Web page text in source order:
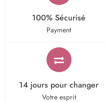
100% Sécurisé
Payment
14 jours pour changer
Votre esprit